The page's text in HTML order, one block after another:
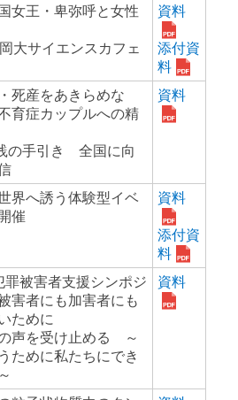
女王・卑弥呼と女性
大サイエンスカフェ
資料
添付資
料
死産をあきらめな
育症カップルへの精
の手引き 全国に向
資料
界へ誘う体験型イベ
催
資料
添付資
料
罪被害者支援シンポジ
害者にも加害者にも
ために
声を受け止める ～
ために私たちにでき
資料